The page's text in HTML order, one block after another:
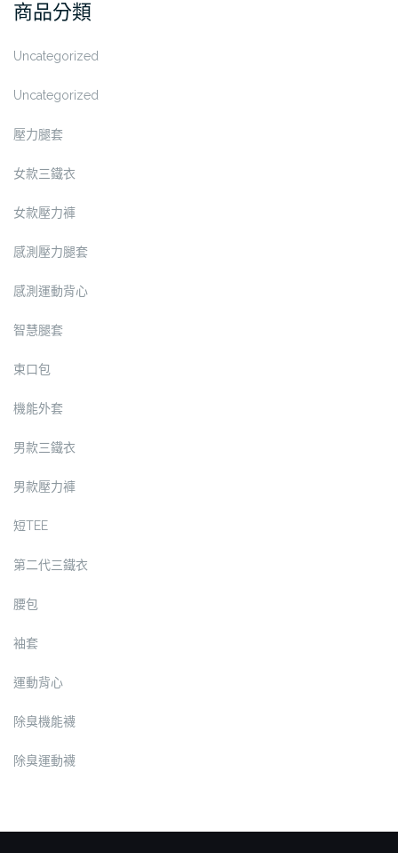
格：
商品分類
Uncategorized
Uncategorized
壓力腿套
女款三鐵衣
女款壓力褲
感測壓力腿套
感測運動背心
智慧腿套
束口包
機能外套
男款三鐵衣
男款壓力褲
短TEE
第二代三鐵衣
腰包
袖套
運動背心
除臭機能襪
除臭運動襪